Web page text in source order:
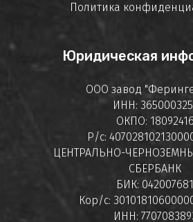
Политика
Юридическая
ООО завод
ИНН:
ОКПО: 18092416
Р/с:
ЦЕНТРАЛЬНО-
СБЕРБАНК
БИК: 042007681
Кор/с:
ИНН: